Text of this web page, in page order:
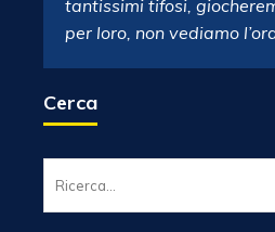
tantissimi tifosi,
per loro, non vediamo
Cerca